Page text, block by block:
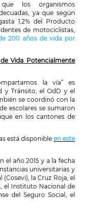
los organismos
ya que según
1,2% del Producto
de motociclistas,
200 años de vida por
Vida Potencialmente
la vía” es
y Tránsito, el OdD y el
se coordinó con la
escolares se sumaron
en los cantones de
está disponible en este
el año 2015 y a la fecha
universitarias y
la Cruz Roja, el
el Instituto Nacional de
del Seguro Social, el